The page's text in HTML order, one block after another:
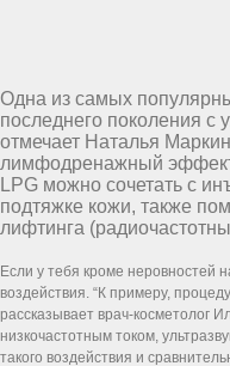
Одна из самых
последнего поколения с
отмечает Наталья
лимфодренажный
LPG можно сочетать с
подтяжке кожи, также
лифтинга
Если у тебя кроме неровностей
воздействия. “К примеру,
рассказывает врач-косметолог
низкочастотным током,
такого воздействия и